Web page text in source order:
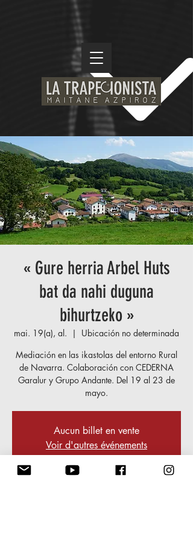
« Gure herria Arbel Huts
bat da nahi duguna
bihurtzeko »
mai. 19(a), al.
  |
Ubicación no determinada
Mediación en las ikastolas del entorno Rural
de Navarra. Colaboración con CEDERNA
Garalur y Grupo Andante. Del 19 al 23 de
mayo.
Aucun billet en vente
Voir d'autres événements